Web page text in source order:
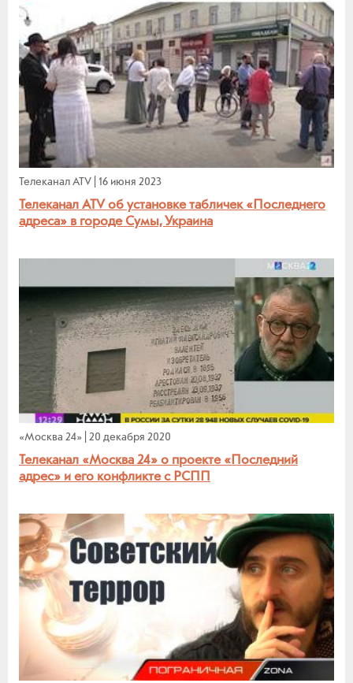
Телеканал ATV 16 июня 2023
Телеканал ATV об установке табличек «Последнего
адреса» в городе Сумы, Украина
«Москва 24» 20 декабря 2020
Телеканал «Москва 24» о проекте «Последний
адрес» и его конфликте с РСПП